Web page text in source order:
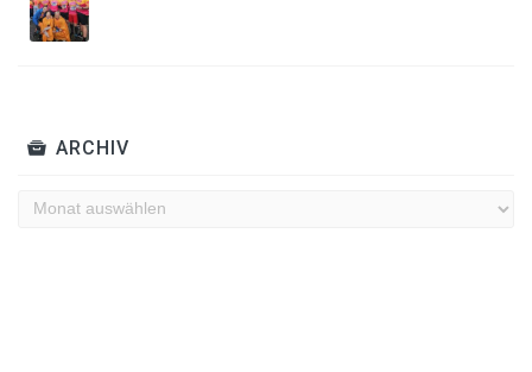
ARCHIV
Archiv